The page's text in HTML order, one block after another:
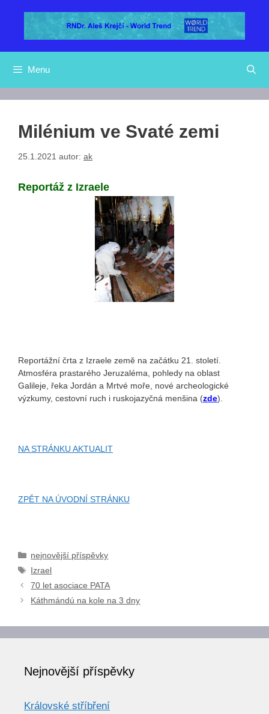
Menu
Milénium ve Svaté zemi
25.1.2021 autor: ak
Reportáž z Izraele
Reportážní črta z Izraele země na začátku 21. století.
Atmosféra prastarého Jeruzaléma, pohledy na oblast
Galileje, řeka Jordán a Mrtvé moře, nové archeologické
výzkumy, cestovní ruch i ruskojazyčná menšina (zde).
NA STRÁNKU AKTUALIT
ZPĚT NA ÚVODNÍ STRÁNKU
Rubriky
nejnovější příspěvky
Štítky
Izrael
70 let asociace PATA
Káthmándú na kole na 3 dny
Nejnovější příspěvky
Královské stříbření